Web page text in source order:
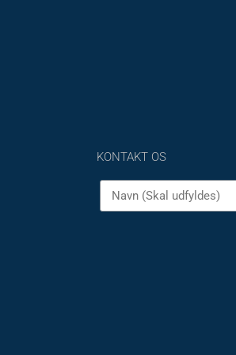
KONTAKT OS